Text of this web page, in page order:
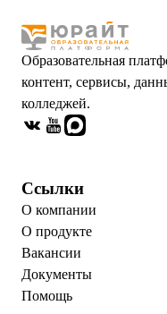
Образовательная
контент, сервисы,
колледжей.
Ссылки
О компании
О продукте
Вакансии
Документы
Помощь